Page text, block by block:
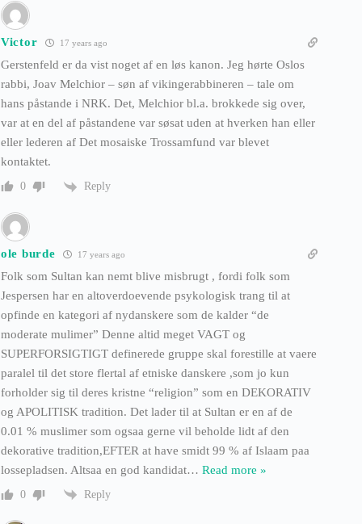
Victor 17 years ago
Gerstenfeld er da vist noget af en løs kanon. Jeg hørte Oslos
rabbi, Joav Melchior – søn af vikingerabbineren – tale om
hans påstande i NRK. Det, Melchior bl.a. brokkede sig over,
var at en del af påstandene var søsat uden at hverken han eller
eller lederen af Det mosaiske Trossamfund var blevet
kontaktet.
0 Reply
ole burde 17 years ago
Folk som Sultan kan nemt blive misbrugt , fordi folk som
Jespersen har en altoverdoevende psykologisk trang til at
opfinde en kategori af nydanskere som de kalder “de
moderate mulimer” Denne altid meget VAGT og
SUPERFORSIGTIGT definerede gruppe skal forestille at vaere
paralel til det store flertal af etniske danskere ,som jo kun
forholder sig til deres kristne “religion” som en DEKORATIV
og APOLITISK tradition. Det lader til at Sultan er en af de
0.01 % muslimer som ogsaa gerne vil beholde lidt af den
dekorative tradition,EFTER at have smidt 99 % af Islaam paa
lossepladsen. Altsaa en god kandidat… Read more »
0 Reply